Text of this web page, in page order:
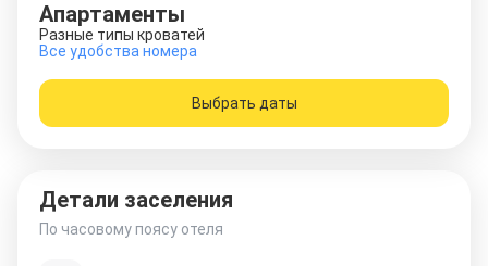
Апартаменты
Разные типы кроватей
Все удобства номера
Выбрать даты
Детали заселения
По часовому поясу отеля